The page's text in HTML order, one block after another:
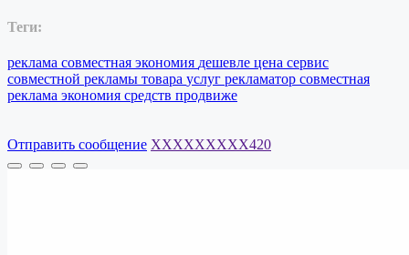
Теги:
реклама совместная экономия дешевле цена сервис
совместной рекламы товара услуг рекламатор совместная
реклама экономия средств продвиже
Отправить сообщение XXXXXXXXX420